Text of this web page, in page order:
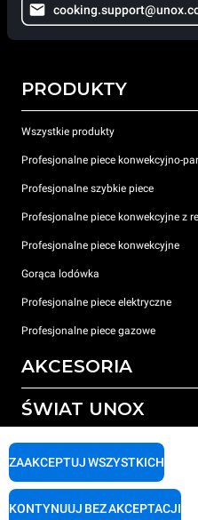
PRODUKTY
Wszystkie produkty
Profesjonalne piece konwekcyjno-
Profesjonalne szybkie piece
Profesjonalne piece konwekcyjne z
Profesjonalne piece konwekcyjne
Gorąca lodówka
Profesjonalne piece elektryczne
Profesjonalne piece gazowe
AKCESORIA
Wszystkie akcesoria
Detergenty do ręcznego mycia
Uzdatnianie wody z filtrem żywicznym
ŚWIAT UNOX
ZAAKCEPTUJ WSZYSTKICH
KONTYNUUJ BEZ AKCEPTACJI